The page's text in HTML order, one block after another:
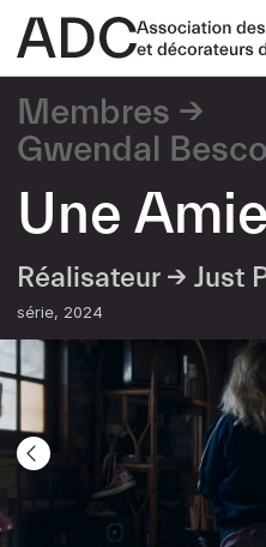
Membres
Gwendal
Une
Réalisateur → Just
série 2024